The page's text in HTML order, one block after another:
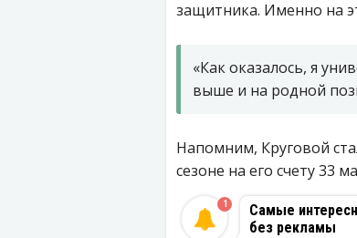
защитника. Именно на
«Как оказалось, я
выше и на родной
Напомним, Круговой
сезоне на его счету 33
Самые
без рекламы
1